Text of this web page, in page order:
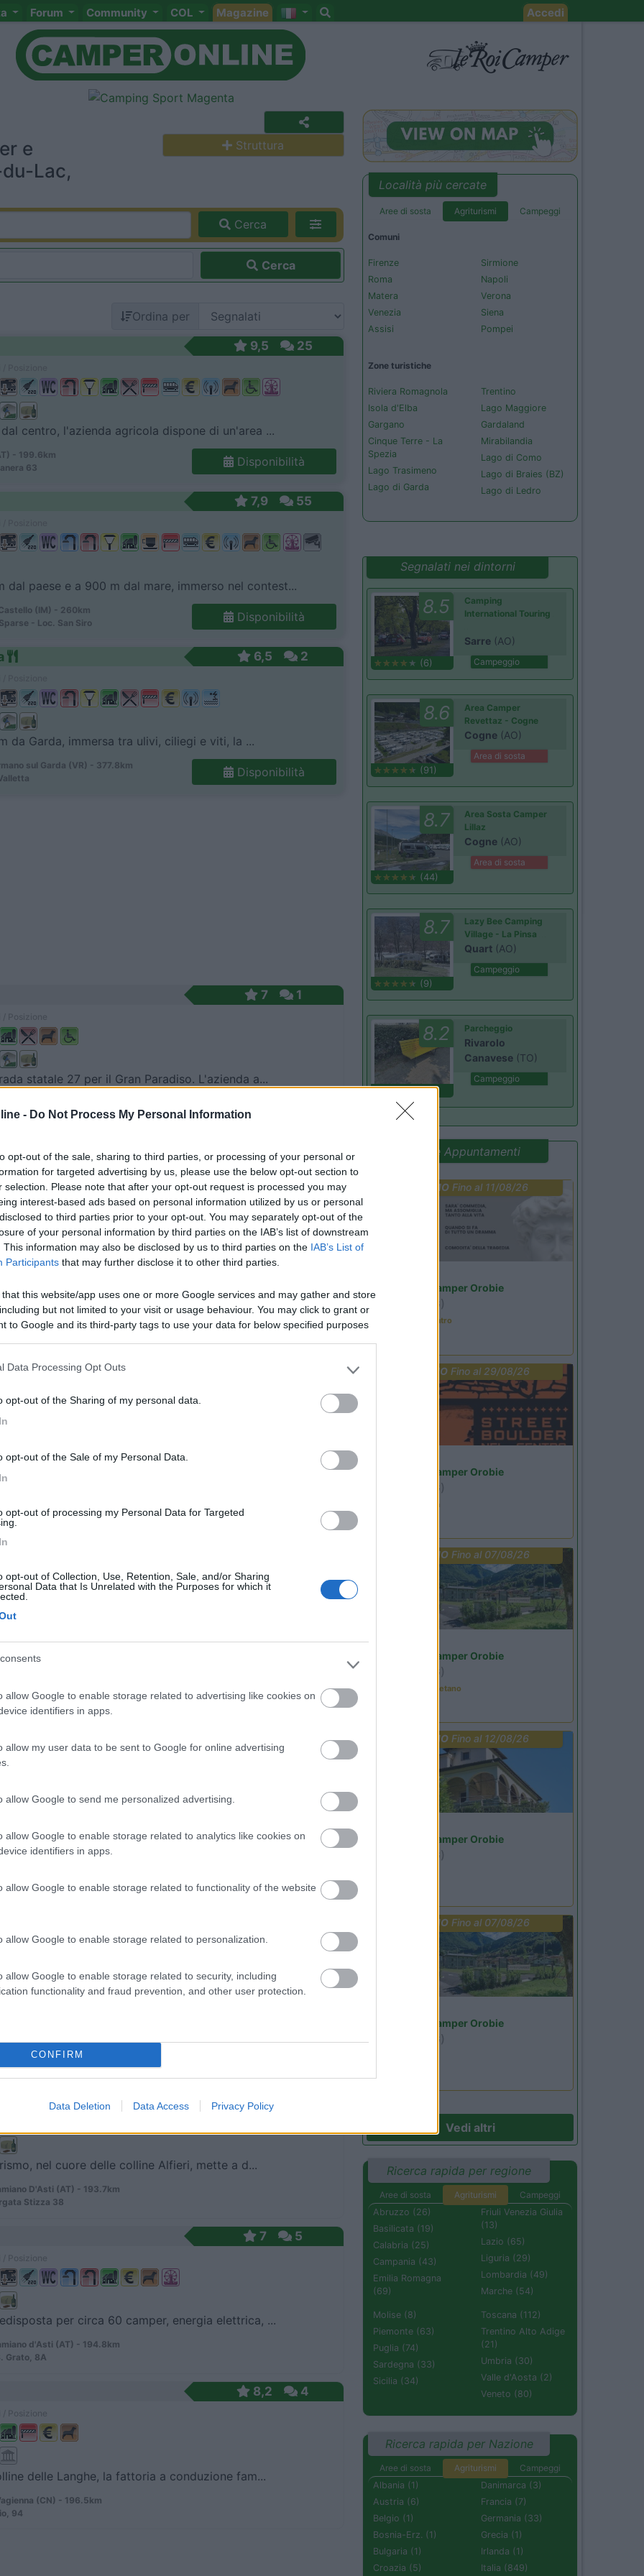
- Do Not Process My Personal Information
opt-out of the sale, sharing to third parties, or processing of your personal or
for targeted advertising by us, please use the below opt-out section to
selection. Please note that after your opt-out request is processed you may
interest-based ads based on personal information utilized by us or personal
to third parties prior to your opt-out. You may separately opt-out of the
of your personal information by third parties on the IAB’s list of downstream
This information may also be disclosed by us to third parties on the IAB’s List of
Participants that may further disclose it to other third parties.
that this website/app uses one or more Google services and may gather and store
but not limited to your visit or usage behaviour. You may click to grant or
to Google and its third-party tags to use your data for below specified purposes
Data Processing Opt Outs
opt-out of the Sharing of my personal data.
opt-out of the Sale of my Personal Data.
opt-out of processing my Personal Data for Targeted
opt-out of Collection, Use, Retention, Sale, and/or Sharing
Data that Is Unrelated with the Purposes for which it
allow Google to enable storage related to advertising like cookies on
identifiers in apps.
allow my user data to be sent to Google for online advertising
allow Google to send me personalized advertising.
allow Google to enable storage related to analytics like cookies on
identifiers in apps.
allow Google to enable storage related to functionality of the website
allow Google to enable storage related to personalization.
allow Google to enable storage related to security, including
functionality and fraud prevention, and other user protection.
CONFIRM
Data Deletion Data Access Privacy Policy
Forum Community COL Magazine Accedi
e
Lac,
Struttura
Cerca
Cerca
Ordina per
9,5 25
centro, l'azienda agricola dispone di un'area ...
- 199.6km
63
Disponibilità
7,9 55
dal paese e a 900 m dal mare, immerso nel contest...
(IM) - 260km
- Loc. San Siro
Disponibilità
6,5 2
da Garda, immersa tra ulivi, ciliegi e viti, la ...
sul Garda (VR) - 377.8km
Disponibilità
7 1
statale 27 per il Gran Paradiso. L'azienda a...
Morï¿½, 5
Posizione
prevalentemente zootecnica dove vengono allevati ...
(AO) - 119.8km
Les-Volget 4
7,5 8
Posizione
Pianprato
Posizione
Cascina Mombello, ampi spazi per i bimbi,...
6 veicoli, cani accettati solo su preavviso
agrituristica con area sosta camper in zona tra...
13
8,4 5
nel cuore delle colline Alfieri, mette a d...
D'Asti (AT) - 193.7km
Stizza 38
7 5
per circa 60 camper, energia elettrica, ...
d'Asti (AT) - 194.8km
Grato, 8A
8,2 4
delle Langhe, la fattoria a conduzione fam...
(CN) - 196.5km
94
Località più cercate
Aree di sosta Agriturismi Campeggi
Comuni
Firenze
Roma
Matera
Venezia
Assisi
Sirmione
Napoli
Verona
Siena
Pompei
Zone turistiche
Riviera Romagnola
Isola d'Elba
Gargano
Cinque Terre - La
Spezia
Lago Trasimeno
Lago di Garda
Trentino
Lago Maggiore
Gardaland
Mirabilandia
Lago di Como
Lago di Braies (BZ)
Lago di Ledro
Segnalati nei dintorni
8.5
(6)
Camping
International Touring
Sarre (AO)
Campeggio
8.6
(91)
Area Camper
Revettaz - Cogne
Cogne (AO)
Area di sosta
8.7
(44)
Area Sosta Camper
Lillaz
Cogne (AO)
Area di sosta
8.7
(9)
Lazy Bee Camping
Village - La Pinsa
Quart (AO)
Campeggio
8.2
(4)
Parcheggio
Rivarolo
Canavese (TO)
Campeggio
Promo e Appuntamenti
PROMO Fino al 11/08/26
Area Sosta Camper Orobie
(BG)
Incontri con il teatro
PROMO Fino al 29/08/26
Area Sosta Camper Orobie
(BG)
Ardesio si blocca
PROMOFino al 07/08/26
Area Sosta Camper Orobie
(BG)
Tributo a Rino Gaetano
PROMO Fino al 12/08/26
Area Sosta Camper Orobie
(BG)
PROMOFino al 07/08/26
Area Sosta Camper Orobie
(BG)
Vedi altri
Ricerca rapida per regione
Aree di sosta Agriturismi
Campeggi
Abruzzo (26)
Basilicata (19)
Calabria (25)
Campania (43)
Emilia Romagna
(69)
Friuli Venezia Giulia
(13)
Lazio (65)
Liguria (29)
Lombardia (49)
Marche (54)
Molise (8)
Piemonte (63)
Puglia (74)
Sardegna (33)
Sicilia (34)
Toscana (112)
Trentino Alto Adige
(21)
Umbria (30)
Valle d'Aosta (2)
Veneto (80)
Ricerca rapida per Nazione
Aree di sosta Agriturismi
Campeggi
Albania (1)
Austria (6)
Belgio (1)
Bosnia-Erz. (1)
Bulgaria (1)
Croazia (5)
Danimarca (3)
Francia (7)
Germania (33)
Grecia (1)
Irlanda (1)
Italia (849)